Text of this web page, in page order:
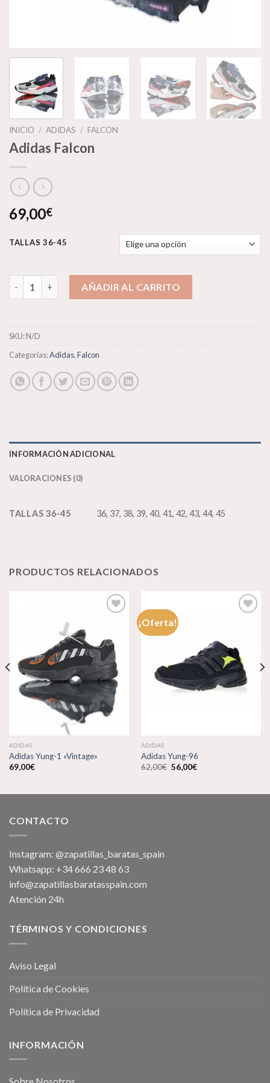
INICIO / ADIDAS / FALCON
Adidas Falcon
69,00€
TALLAS 36-45
Adidas Falcon cantidadAÑADIR AL CARRITO
SKU:N/D
Categorías:Adidas,Falcon
INFORMACIÓN ADICIONAL
VALORACIONES (0)
TALLAS 36-45 36, 37, 38, 39, 40, 41, 42, 43, 44, 45
PRODUCTOS RELACIONADOS
Añadir
a la
lista de
deseos
ADIDAS
Adidas Yung-1 «Vintage»
69,00€
¡Oferta!
a la
lista de
deseos
ADIDAS
Adidas Yung-96
62,00€ El
precio
56,00€El
CONTACTO
Instagram: @zapatillas_baratas_spain
Whatsapp: +34 666 23 48 63
info@zapatillasbaratasspain.com
Atención 24h
TÉRMINOS Y CONDICIONES
Aviso Legal
Política de Cookies
Política de Privacidad
INFORMACIÓN